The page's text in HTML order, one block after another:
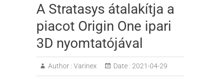
A Stratasys átalakítja a
piacot Origin One ipari
3D nyomtatójával
Author : Varinex Date : 2021-04-29